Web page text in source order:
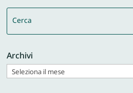
Archivi